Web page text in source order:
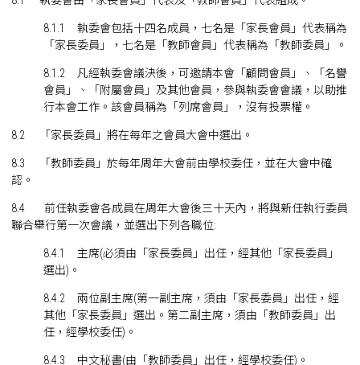
8.1.1 執委會包括十四名成員，七名是「家長會員」代表稱為
「家長委員」，七名是「教師會員」代表稱為「教師委員」。
8.1.2 凡經執委會議決後，可邀請本會「顧問會員」、「名譽
會員」、「附屬會員」及其他會員，參與執委會會議，以助推
行本會工作。該會員稱為「列席會員」，沒有投票權。
8.2 「家長委員」將在每年之會員大會中選出。
8.3 「教師委員」於每年周年大會前由學校委任，並在大會中確
認。
8.4 前任執委會各成員在周年大會後三十天內，將與新任執行委員
聯合舉行第一次會議，並選出下列各職位:
8.4.1 主席(必須由「家長委員」出任，經其他「家長委員」
選出)。
8.4.2 兩位副主席(第一副主席，須由「家長委員」出任，經
其他「家長委員」選出。第二副主席，須由「教師委員」出
任，經學校委任)。
8.4.3 中文秘書(由「教師委員」出任，經學校委任)。